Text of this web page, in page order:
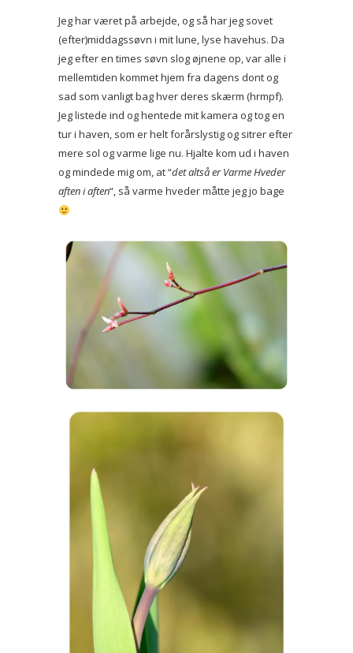
Jeg har været på arbejde, og så har jeg sovet
(efter)middagssøvn i mit lune, lyse havehus. Da
jeg efter en times søvn slog øjnene op, var alle i
mellemtiden kommet hjem fra dagens dont og
sad som vanligt bag hver deres skærm (hrmpf).
Jeg listede ind og hentede mit kamera og tog en
tur i haven, som er helt forårslystig og sitrer efter
mere sol og varme lige nu. Hjalte kom ud i haven
og mindede mig om, at “det altså er Varme Hveder
aften i aften“, så varme hveder måtte jeg jo bage